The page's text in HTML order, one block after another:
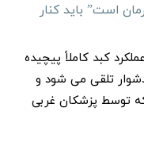
است” باید کنار
کبد کاملاً پیچیده
دشوار تلقی می شود و
توسط پزشکان غربی